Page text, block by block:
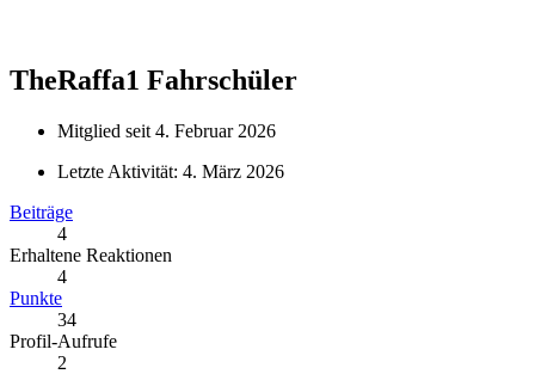
TheRaffa1 Fahrschüler
Mitglied seit 4. Februar 2026
Letzte Aktivität: 4. März 2026
Beiträge
4
Erhaltene Reaktionen
4
Punkte
34
Profil-Aufrufe
2